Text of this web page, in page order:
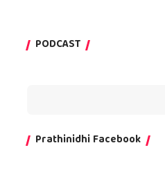
PODCAST
Prathinidhi Facebook